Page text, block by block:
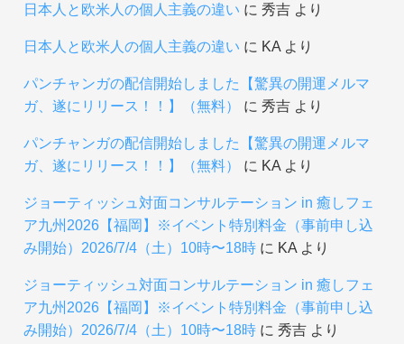
日本人と欧米人の個人主義の違い に 秀吉より
日本人と欧米人の個人主義の違い に KAより
パンチャンガの配信開始しました【驚異の開運メルマ
ガ、遂にリリース！！】（無料）
に 秀吉より
パンチャンガの配信開始しました【驚異の開運メルマ
ガ、遂にリリース！！】（無料）
に KAより
ジョーティッシュ対面コンサルテーション in 癒しフェ
ア九州2026【福岡】※イベント特別料金（事前申し込
み開始）2026/7/4（土）10時〜18時に KAより
ジョーティッシュ対面コンサルテーション in 癒しフェ
ア九州2026【福岡】※イベント特別料金（事前申し込
み開始）2026/7/4（土）10時〜18時に 秀吉より